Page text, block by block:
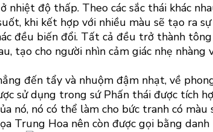
độ thấp. Theo các sắc thái khác
khi kết hợp với nhiều màu sẽ tạo ra
đều biến đổi. Tất cả đều trở thành
tạo cho người nhìn cảm giác nhẹ
đến tẩy và nhuộm đậm nhạt, về
sử dụng trong sứ Phấn thái được tích
nó, nó có thể làm cho bức tranh có
Trung Hoa nên còn được gọi bằng